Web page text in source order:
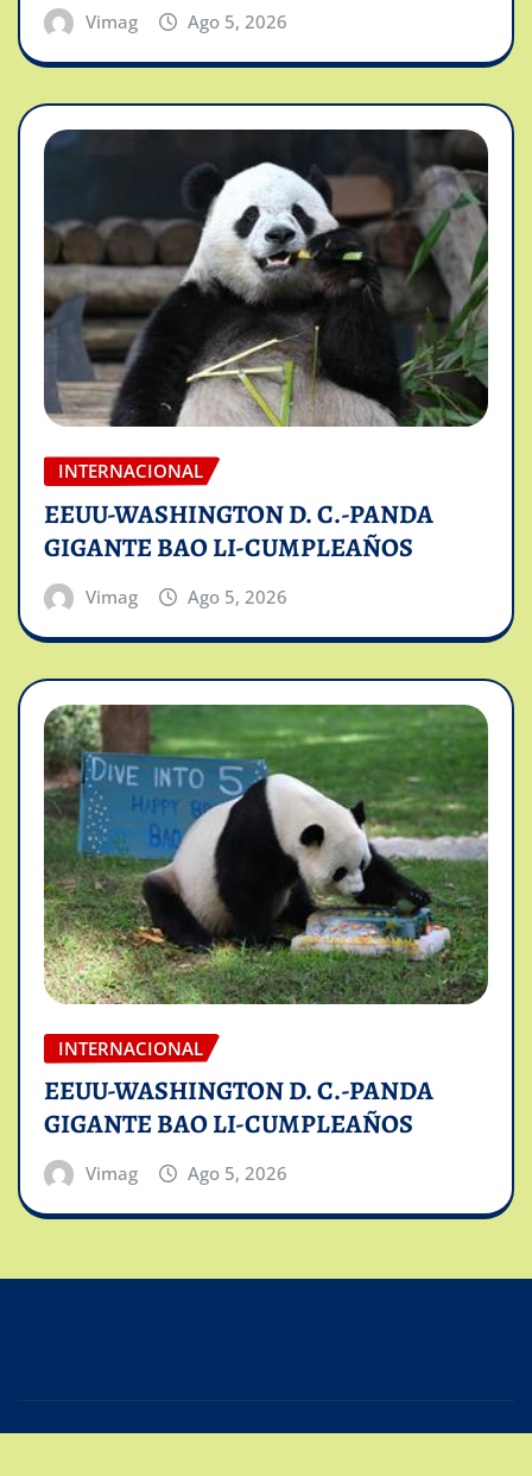
Vimag Ago 5, 2026
INTERNACIONAL
EEUU-WASHINGTON D. C.-PANDA
GIGANTE BAO LI-CUMPLEAÑOS
Vimag Ago 5, 2026
INTERNACIONAL
EEUU-WASHINGTON D. C.-PANDA
GIGANTE BAO LI-CUMPLEAÑOS
Vimag Ago 5, 2026